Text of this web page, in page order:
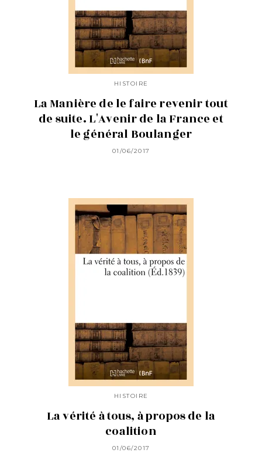
HISTOIRE
La Manière de le faire revenir tout
de suite. L'Avenir de la France et
le général Boulanger
01/06/2017
HISTOIRE
La vérité à tous, à propos de la
coalition
01/06/2017